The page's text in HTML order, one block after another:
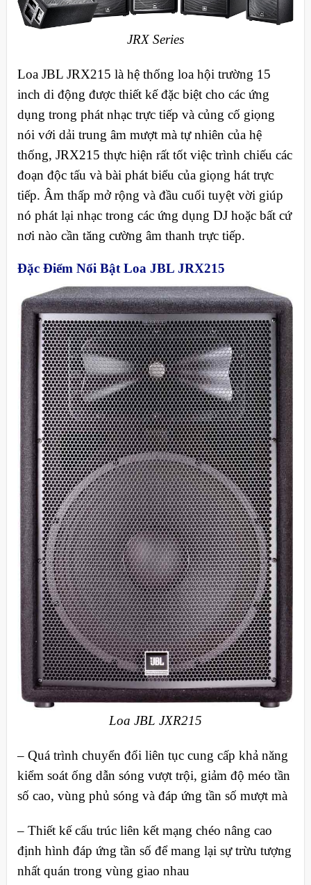
JRX Series
Loa JBL JRX215 là hệ thống loa hội trường 15
inch di động được thiết kế đặc biệt cho các ứng
dụng trong phát nhạc trực tiếp và củng cố giọng
nói với dải trung âm mượt mà tự nhiên của hệ
thống, JRX215 thực hiện rất tốt việc trình chiếu các
đoạn độc tấu và bài phát biểu của giọng hát trực
tiếp. Âm thấp mở rộng và đầu cuối tuyệt vời giúp
nó phát lại nhạc trong các ứng dụng DJ hoặc bất cứ
nơi nào cần tăng cường âm thanh trực tiếp.
Đặc Điểm Nổi Bật Loa JBL JRX215
Loa JBL JXR215
– Quá trình chuyển đổi liên tục cung cấp khả năng
kiểm soát ống dẫn sóng vượt trội, giảm độ méo tần
số cao, vùng phủ sóng và đáp ứng tần số mượt mà
– Thiết kế cấu trúc liên kết mạng chéo nâng cao
định hình đáp ứng tần số để mang lại sự trừu tượng
nhất quán trong vùng giao nhau